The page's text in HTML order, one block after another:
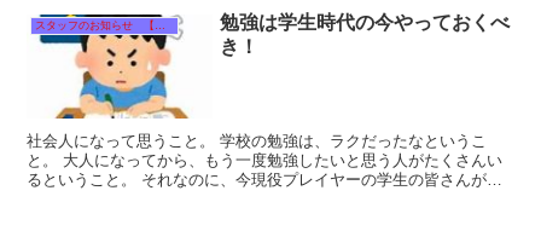
スタッフのお知らせ 【それぞれのタイトルをクリック！】
勉強は学生時代の今やっておくべ
き！
社会人になって思うこと。 学校の勉強は、ラクだったなというこ
と。 大人になってから、もう一度勉強したいと思う人がたくさんい
るということ。 それなのに、今現役プレイヤーの学生の皆さんが勉